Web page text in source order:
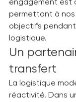
coordonner un
engagement est
permettant à
objectifs
logistique.
Un
transfert